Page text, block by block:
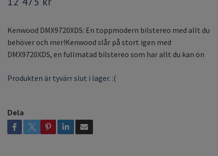
Kenwood DMX9720XDS: En toppmodern bilstereo med allt du
behöver och mer!Kenwood slår på stort igen med
DMX9720XDS, en fullmatad bilstereo som har allt du kan ön
Produkten är tyvärr slut i lager. :(
Dela